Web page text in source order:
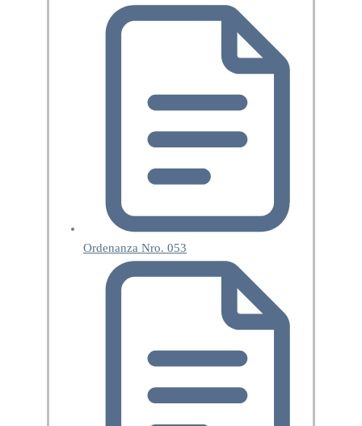
Ordenanza Nro. 053